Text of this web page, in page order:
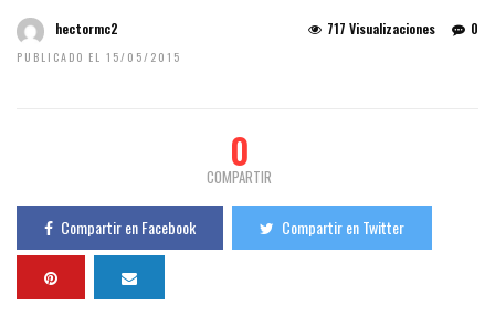
hectormc2
PUBLICADO EL 15/05/2015
0
717 Visualizaciones
0
COMPARTIR
Compartir en Facebook Compartir en Twitter